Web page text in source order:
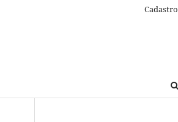
Cadastro